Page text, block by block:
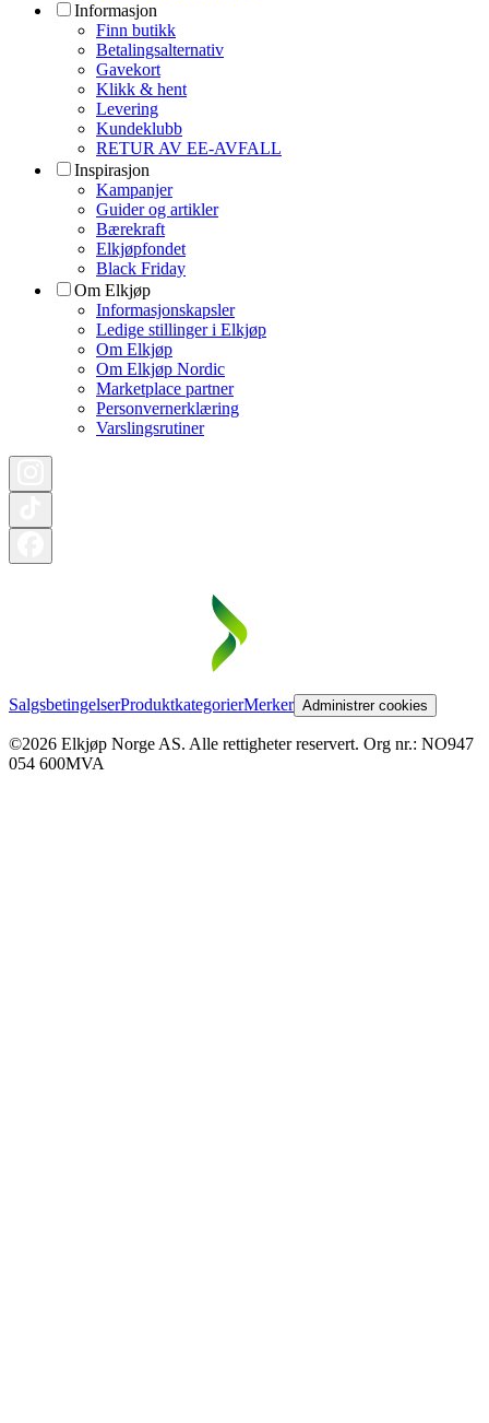
Informasjon
Finn butikk
Betalingsalternativ
Gavekort
Klikk & hent
Levering
Kundeklubb
RETUR AV EE-AVFALL
Inspirasjon
Kampanjer
Guider og artikler
Bærekraft
Elkjøpfondet
Black Friday
Om Elkjøp
Informasjonskapsler
Ledige stillinger i Elkjøp
Om Elkjøp
Om Elkjøp Nordic
Marketplace partner
Personvernerklæring
Varslingsrutiner
SalgsbetingelserProduktkategorierMerker Administrer cookies
©2026 Elkjøp Norge AS. Alle rettigheter reservert. Org nr.: NO947
054 600MVA